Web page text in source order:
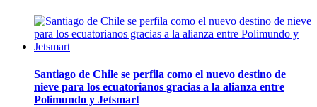
Santiago de Chile se perfila como el nuevo destino de
nieve para los ecuatorianos gracias a la alianza entre
Polimundo y Jetsmart